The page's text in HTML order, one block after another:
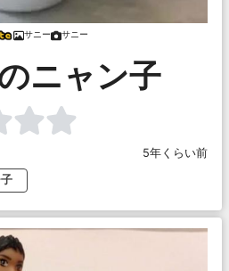
サニー サニー
ニャン子
5年くらい前